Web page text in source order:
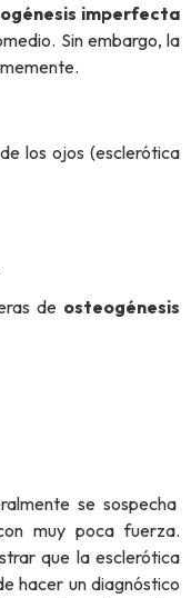
imperfecta
Sin embargo, la
ojos (esclerótica
de osteogénesis
se sospecha
muy poca fuerza.
que la esclerótica
hacer un diagnóstico